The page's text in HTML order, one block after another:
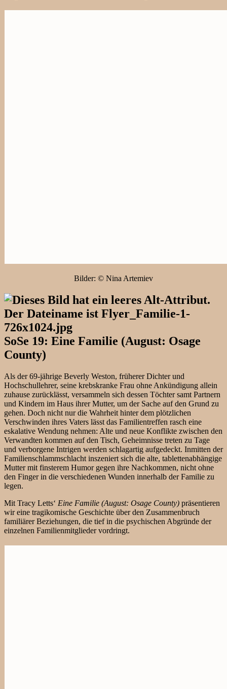
Bilder: © Nina Artemiev
SoSe 19: Eine Familie (August: Osage
County)
Als der 69-jährige Beverly Weston, früherer Dichter und
Hochschullehrer, seine krebskranke Frau ohne Ankündigung allein
zuhause zurücklässt, versammeln sich dessen Töchter samt Partnern
und Kindern im Haus ihrer Mutter, um der Sache auf den Grund zu
gehen. Doch nicht nur die Wahrheit hinter dem plötzlichen
Verschwinden ihres Vaters lässt das Familientreffen rasch eine
eskalative Wendung nehmen: Alte und neue Konflikte zwischen den
Verwandten kommen auf den Tisch, Geheimnisse treten zu Tage
und verborgene Intrigen werden schlagartig aufgedeckt. Inmitten der
Familienschlammschlacht inszeniert sich die alte, tablettenabhängige
Mutter mit finsterem Humor gegen ihre Nachkommen, nicht ohne
den Finger in die verschiedenen Wunden innerhalb der Familie zu
legen.
Mit Tracy Letts‘ Eine Familie (August: Osage County) präsentieren
wir eine tragikomische Geschichte über den Zusammenbruch
familiärer Beziehungen, die tief in die psychischen Abgründe der
einzelnen Familienmitglieder vordringt.